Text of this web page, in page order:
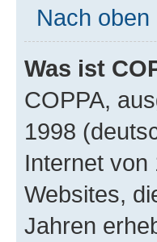
Nach oben
Was ist
COPPA,
1998
Internet von
Websites,
Jahren